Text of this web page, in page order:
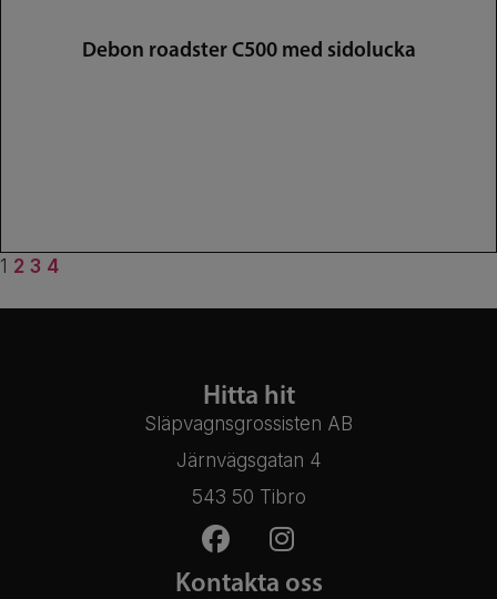
Debon roadster C500 med sidolucka
1 2 3 4
Hitta hit
Släpvagnsgrossisten AB
Järnvägsgatan 4
543 50 Tibro
Kontakta oss